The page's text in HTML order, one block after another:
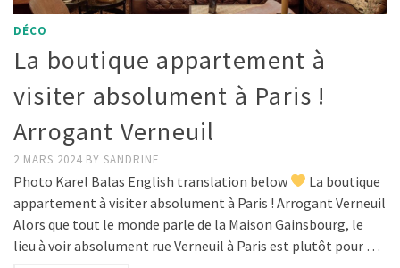
DÉCO
La boutique appartement à
visiter absolument à Paris !
Arrogant Verneuil
2 MARS 2024 BY SANDRINE
Photo Karel Balas English translation below
La boutique
appartement à visiter absolument à Paris ! Arrogant Verneuil
Alors que tout le monde parle de la Maison Gainsbourg, le
lieu à voir absolument rue Verneuil à Paris est plutôt pour …